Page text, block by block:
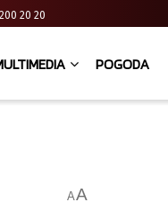
200 20 20
POGODA
AA